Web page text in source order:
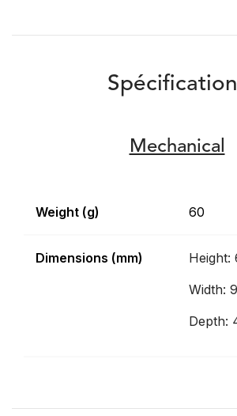
Mechanical
Weight (g) 60
Dimensions (mm)
Height:
Width:
Depth: